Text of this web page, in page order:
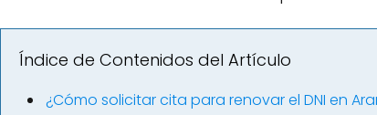
Índice de Contenidos del Artículo
¿Cómo solicitar cita para renovar el DNI en